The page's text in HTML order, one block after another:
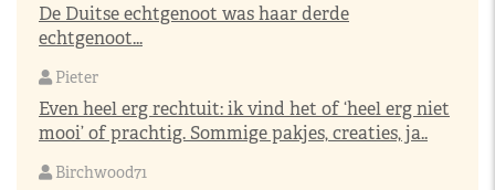
De Duitse echtgenoot was haar derde
echtgenoot...
Pieter
Even heel erg rechtuit: ik vind het of ‘heel erg niet
mooi’ of prachtig. Sommige pakjes, creaties, ja..
Birchwood71